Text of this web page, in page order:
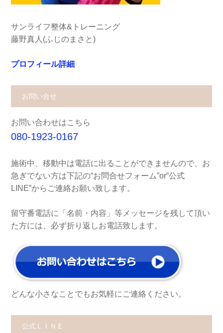
サンライフ整体&トレーニング
藤野真人(ふじのまさと)
プロフィール詳細
お問い合せ
お問い合わせはこちら
080-1923-0167
施術中、移動中は電話に出ることができませんので、お
急ぎでない方は下記の“お問合せフォーム”or“公式
LINE”からご連絡お願い致します。
留守番電話に「名前・内容」等メッセージを残して頂い
た方には、必ず折り返しお電話致します。
どんな小さなことでもお気軽にご連絡ください。
公式ＬＩＮＥ